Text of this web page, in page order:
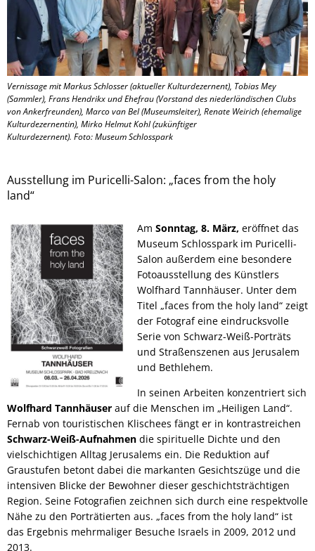
Vernissage mit Markus Schlosser (aktueller Kulturdezernent), Tobias Mey
(Sammler), Frans Hendrikx und Ehefrau (Vorstand des niederländischen Clubs
von Ankerfreunden), Marco van Bel (Museumsleiter), Renate Weirich (ehemalige
Kulturdezernentin), Mirko Helmut Kohl (zukünftiger
Kulturdezernent). Foto: Museum Schlosspark
Ausstellung im Puricelli-Salon: „faces from the holy
land“
Am Sonntag, 8. März, eröffnet das
Museum Schlosspark im Puricelli-
Salon außerdem eine besondere
Fotoausstellung des Künstlers
Wolfhard Tannhäuser. Unter dem
Titel „faces from the holy land“ zeigt
der Fotograf eine eindrucksvolle
Serie von Schwarz-Weiß-Porträts
und Straßenszenen aus Jerusalem
und Bethlehem.
In seinen Arbeiten konzentriert sich
Wolfhard Tannhäuser auf die Menschen im „Heiligen Land“.
Fernab von touristischen Klischees fängt er in kontrastreichen
Schwarz-Weiß-Aufnahmen die spirituelle Dichte und den
vielschichtigen Alltag Jerusalems ein. Die Reduktion auf
Graustufen betont dabei die markanten Gesichtszüge und die
intensiven Blicke der Bewohner dieser geschichtsträchtigen
Region. Seine Fotografien zeichnen sich durch eine respektvolle
Nähe zu den Porträtierten aus. „faces from the holy land“ ist
das Ergebnis mehrmaliger Besuche Israels in 2009, 2012 und
2013.